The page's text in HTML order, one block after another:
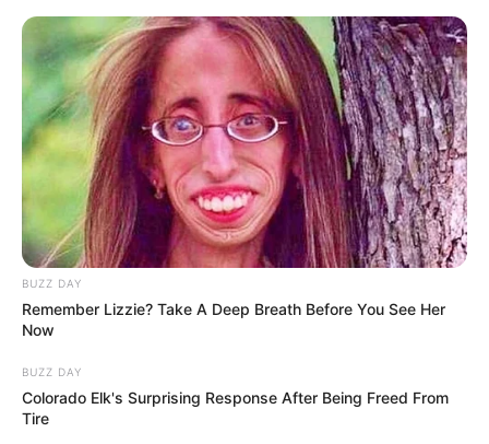
HOME
INSPIRASI
STYLE
FILM &
SERIES
NGAKAK
QUOTES
HYPE
MORE
BUZZ DAY
Remember Lizzie? Take A Deep Breath Before You See Her
Now
BUZZ DAY
Colorado Elk's Surprising Response After Being Freed From
Tire